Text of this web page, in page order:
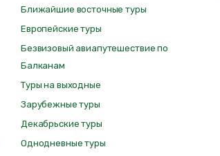
Ближайшие восточные туры
Европейские туры
Безвизовый авиапутешествие по
Балканам
Туры на выходные
Зарубежные туры
Декабрьские туры
Однодневные туры